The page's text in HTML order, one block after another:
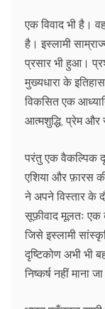
एक विवाद भी है।
है। इस्लामी
प्रसार भी हुआ।
मुख्यधारा के
विकसित एक
आत्मशुद्धि, प्रेम और
परंतु एक वैकल्पिक
एशिया और फ़ारस
ने अपने विस्तार के
सूफ़ीवाद मूलतः एक
जिसे इस्लामी
दृष्टिकोण अभी भी
निष्कर्ष नहीं माना